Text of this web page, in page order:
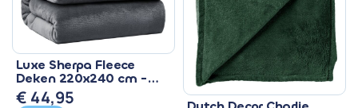
Luxe Sherpa Fleece
Deken 220x240 cm -
Superzacht & Warm
€ 44,95